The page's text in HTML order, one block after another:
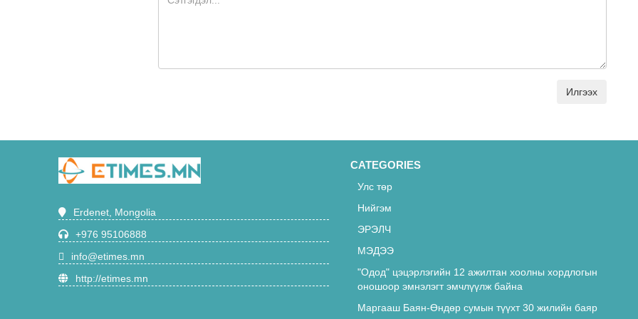
Илгээх
Erdenet, Mongolia
+976 95106888
info@etimes.mn
http://etimes.mn
CATEGORIES
Улс төр
Нийгэм
ЭРЭЛЧ
МЭДЭЭ
"Одод" цэцэрлэгийн 12 ажилтан хоолны хордлогын
оношоор эмнэлэгт эмчлүүлж байна
Маргааш Баян-Өндөр сумын түүхт 30 жилийн баяр